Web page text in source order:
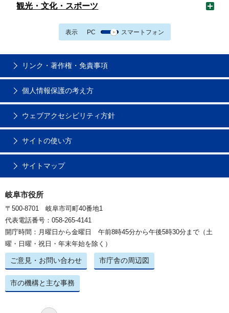
観光・文化・スポーツ
表示 PC スマートフォン
リンク・著作権・免責事項
個人情報保護の考え方
ウェブアクセシビリティ方針
サイトの使い方
サイトマップ
岐阜市役所
〒500-8701 岐阜市司町40番地1
代表電話番号：058-265-4141
開庁時間：月曜日から金曜日 午前8時45分から午後5時30分まで（土
曜・日曜・祝日・年末年始を除く）
ご意見・お問い合わせ 市庁舎の周辺図
市の機構と主な事務